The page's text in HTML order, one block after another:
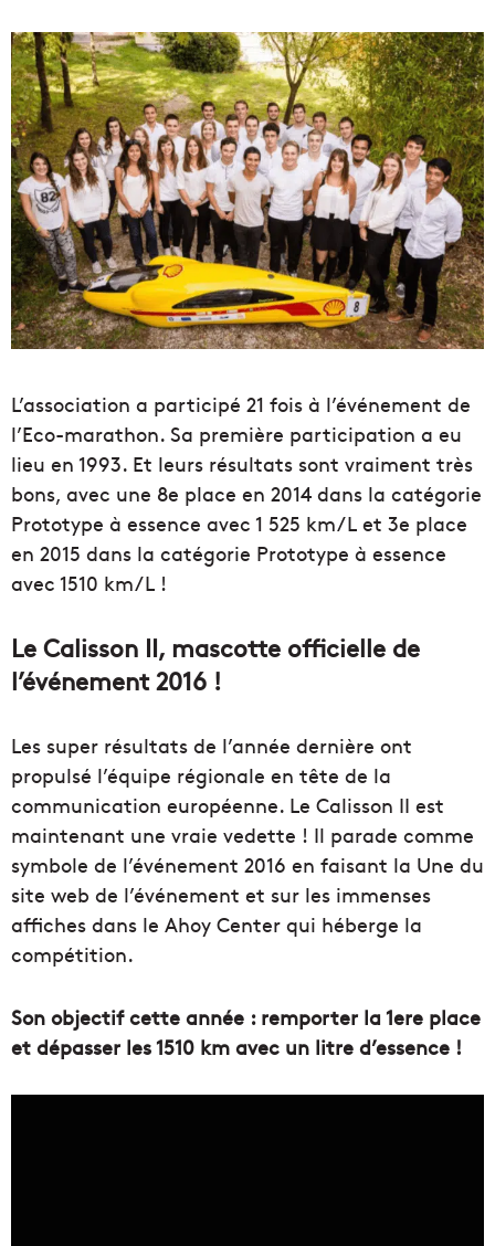
L’association a participé 21 fois à l’événement de
l’Eco-marathon. Sa première participation a eu
lieu en 1993. Et leurs résultats sont vraiment très
bons, avec une 8e place en 2014 dans la catégorie
Prototype à essence avec 1 525 km/L et 3e place
en 2015 dans la catégorie Prototype à essence
avec 1510 km/L !
Le Calisson II, mascotte officielle de
l’événement 2016 !
Les super résultats de l’année dernière ont
propulsé l’équipe régionale en tête de la
communication européenne. Le Calisson II est
maintenant une vraie vedette ! Il parade comme
symbole de l’événement 2016 en faisant la Une du
site web de l’événement et sur les immenses
affiches dans le Ahoy Center qui héberge la
compétition.
Son objectif cette année : remporter la 1ere place
et dépasser les 1510 km avec un litre d’essence !